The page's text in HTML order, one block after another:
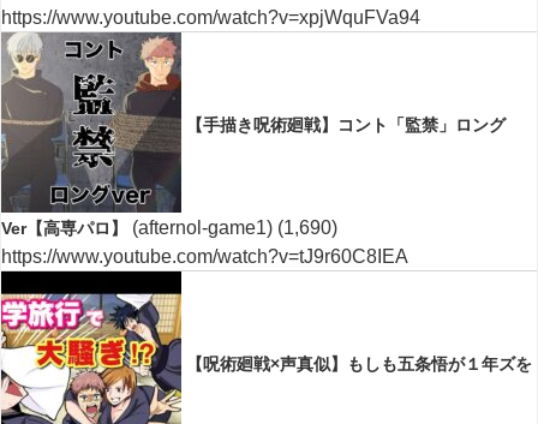
https://www.youtube.com/watch?v=xpjWquFVa94
【手描き呪術廻戦】コント「監禁」ロング
Ver【高専パロ】 (afternol-game1) (1,690)
https://www.youtube.com/watch?v=tJ9r60C8IEA
【呪術廻戦×声真似】もしも五条悟が１年ズを